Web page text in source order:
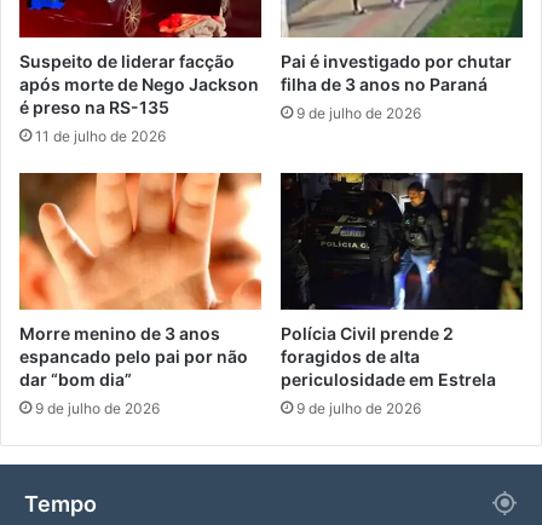
Suspeito de liderar facção
após morte de Nego Jackson
é preso na RS-135
11 de julho de 2026
Pai é investigado por chutar
filha de 3 anos no Paraná
9 de julho de 2026
Morre menino de 3 anos
espancado pelo pai por não
dar “bom dia”
9 de julho de 2026
Polícia Civil prende 2
foragidos de alta
periculosidade em Estrela
9 de julho de 2026
Tempo